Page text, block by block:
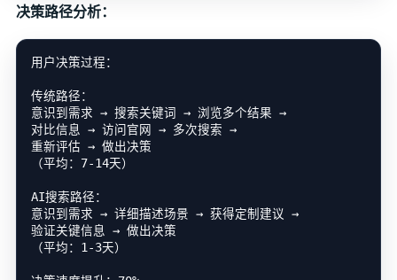
决策路径分析：
用户决策过程：
传统路径：
意识到需求 → 搜索关键词 → 浏览多个结果 →
对比信息 → 访问官网 → 多次搜索 →
重新评估 → 做出决策
（平均：7-14天）
AI搜索路径：
意识到需求 → 详细描述场景 → 获得定制建议 →
验证关键信息 → 做出决策
（平均：1-3天）